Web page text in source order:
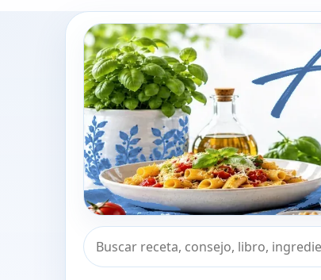
Buscar recetas, consejos o libros